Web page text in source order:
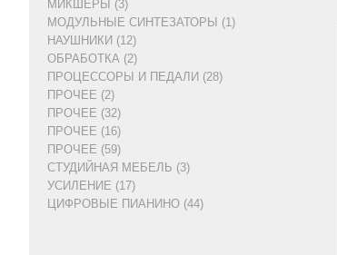
МИКШЕРЫ (3)
МОДУЛЬНЫЕ СИНТЕЗАТОРЫ (1)
НАУШНИКИ (12)
ОБРАБОТКА (2)
ПРОЦЕССОРЫ И ПЕДАЛИ (28)
ПРОЧЕЕ (2)
ПРОЧЕЕ (32)
ПРОЧЕЕ (16)
ПРОЧЕЕ (59)
СТУДИЙНАЯ МЕБЕЛЬ (3)
УСИЛЕНИЕ (17)
ЦИФРОВЫЕ ПИАНИНО (44)